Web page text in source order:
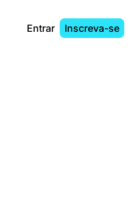
Entrar Inscreva-se